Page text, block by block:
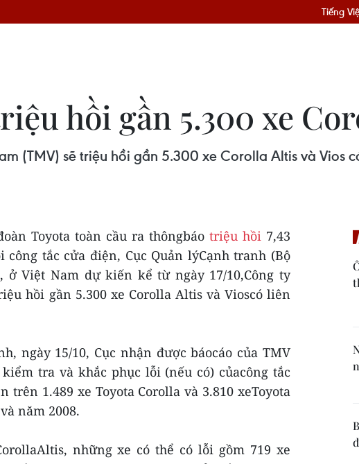
Tiếng
hồi gần 5.300 xe
(TMV) sẽ triệu hồi gần 5.300 xe Corolla Altis và Vios
Toyota toàn cầu ra thôngbáo triệu hồi 7,43
tắc cửa điện, Cục Quản lýCạnh tranh (Bộ
ở Việt Nam dự kiến kể từ ngày 17/10,Công ty
hồi gần 5.300 xe Corolla Altis và Vioscó liên
ngày 15/10, Cục nhận được báocáo của TMV
tra và khắc phục lỗi (nếu có) củacông tắc
1.489 xe Toyota Corolla và 3.810 xeToyota
năm 2008.
những xe có thể có lỗi gồm 719 xe